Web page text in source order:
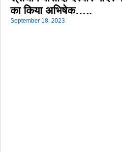
का किया अभिषेक…..
September 18, 2023